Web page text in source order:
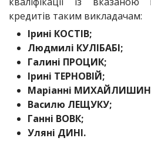
кредитів таким викладачам:
Ірині КОСТІВ;
Людмилі КУЛІБАБІ;
Галині ПРОЦИК;
Ірині ТЕРНОВІЙ;
Маріанні
Василю ЛЕЩУКУ;
Ганні ВОВК;
Уляні ДИНІ.